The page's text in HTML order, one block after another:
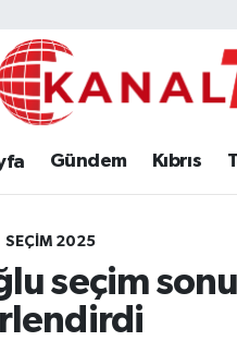
Gündem Kıbrıs
SEÇIM 2025
seçim